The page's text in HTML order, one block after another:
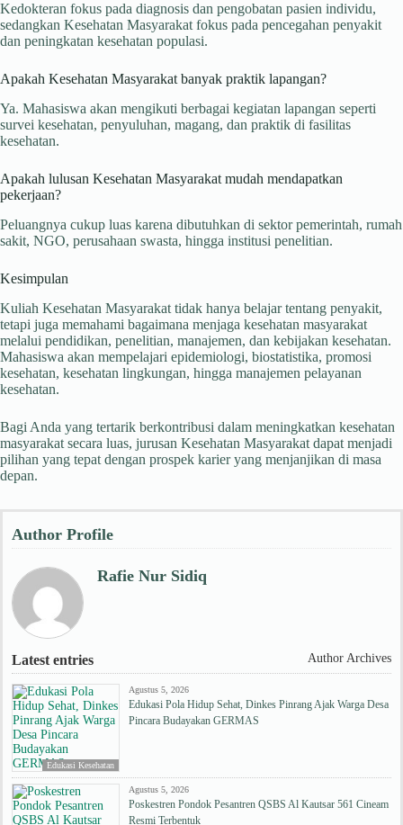
Kedokteran fokus pada diagnosis dan pengobatan pasien individu,
sedangkan Kesehatan Masyarakat fokus pada pencegahan penyakit
dan peningkatan kesehatan populasi.
Apakah Kesehatan Masyarakat banyak praktik lapangan?
Ya. Mahasiswa akan mengikuti berbagai kegiatan lapangan seperti
survei kesehatan, penyuluhan, magang, dan praktik di fasilitas
kesehatan.
Apakah lulusan Kesehatan Masyarakat mudah mendapatkan
pekerjaan?
Peluangnya cukup luas karena dibutuhkan di sektor pemerintah, rumah
sakit, NGO, perusahaan swasta, hingga institusi penelitian.
Kesimpulan
Kuliah Kesehatan Masyarakat tidak hanya belajar tentang penyakit,
tetapi juga memahami bagaimana menjaga kesehatan masyarakat
melalui pendidikan, penelitian, manajemen, dan kebijakan kesehatan.
Mahasiswa akan mempelajari epidemiologi, biostatistika, promosi
kesehatan, kesehatan lingkungan, hingga manajemen pelayanan
kesehatan.
Bagi Anda yang tertarik berkontribusi dalam meningkatkan kesehatan
masyarakat secara luas, jurusan Kesehatan Masyarakat dapat menjadi
pilihan yang tepat dengan prospek karier yang menjanjikan di masa
depan.
Author Profile
Rafie Nur Sidiq
Latest entries Author Archives
Edukasi Kesehatan
Agustus 5, 2026
Edukasi Pola Hidup Sehat, Dinkes Pinrang Ajak Warga Desa
Pincara Budayakan GERMAS
Agustus 5, 2026
Poskestren Pondok Pesantren QSBS Al Kautsar 561 Cineam
Resmi Terbentuk